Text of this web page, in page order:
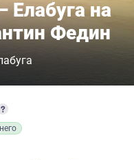
Елабуга на
Федин